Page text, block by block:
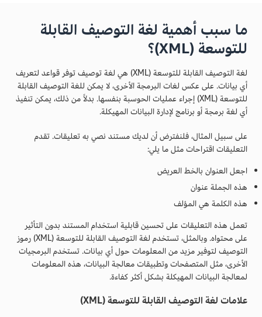
ما سبب أهمية لغة التوصيف القابلة
للتوسعة (XML)؟
لغة التوصيف القابلة للتوسعة (XML) هي لغة توصيف توفر قواعد لتعريف
أي بيانات. على عكس لغات البرمجة الأخرى، لا يمكن للغة التوصيف القابلة
للتوسعة (XML) إجراء عمليات الحوسبة بنفسها. بدلاً من ذلك، يمكن تنفيذ
أي لغة برمجة أو برنامج لإدارة البيانات المهيكلة.
على سبيل المثال، فلنفترض أن لديك مستند نصي به تعليقات. تقدم
التعليقات اقتراحات مثل ما يلي:
اجعل العنوان بالخط العريض
هذه الجملة عنوان
هذه الكلمة هي المؤلف
تعمل هذه التعليقات على تحسين قابلية استخدام المستند بدون التأثير
على محتواه. وبالمثل، تستخدم لغة التوصيف القابلة للتوسعة (XML) رموز
التوصيف لتوفير مزيد من المعلومات حول أي بيانات. تستخدم البرمجيات
الأخرى، مثل المتصفحات وتطبيقات معالجة البيانات، هذه المعلومات
لمعالجة البيانات المهيكلة بشكل أكثر كفاءة.
علامات لغة التوصيف القابلة للتوسعة (XML)